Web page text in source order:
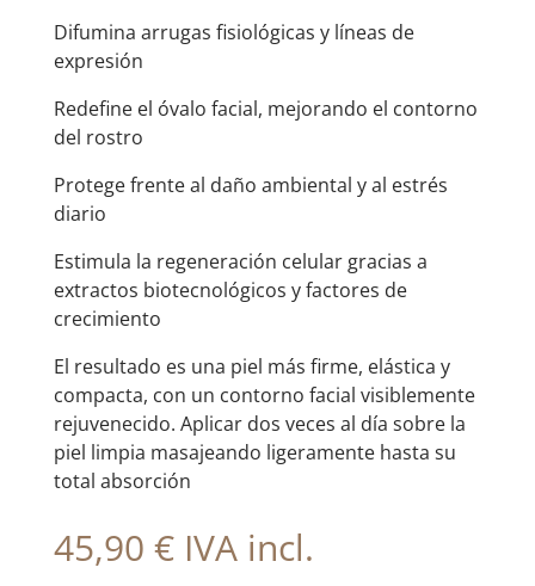
Difumina arrugas fisiológicas y líneas de
expresión
Redefine el óvalo facial, mejorando el contorno
del rostro
Protege frente al daño ambiental y al estrés
diario
Estimula la regeneración celular gracias a
extractos biotecnológicos y factores de
crecimiento
El resultado es una piel más firme, elástica y
compacta, con un contorno facial visiblemente
rejuvenecido. Aplicar dos veces al día sobre la
piel limpia masajeando ligeramente hasta su
total absorción
45,90 € IVA incl.